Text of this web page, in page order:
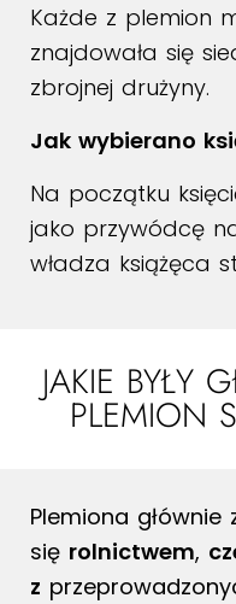
Każde z plemion
znajdowała się
zbrojnej drużyny.
Jak wybierano
Na początku
jako przywódcę
władza książęca
JAKIE BYŁY
PLEMION
Plemiona głównie
się rolnictwem,
z